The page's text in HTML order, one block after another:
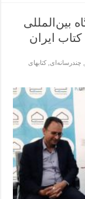
بین‌المللی
ایران
چندرسانه‌ای ,کتابهای